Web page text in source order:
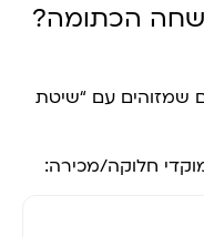
הכתומה?
שמזוהים עם “שיטת
חלוקה/מכירה: